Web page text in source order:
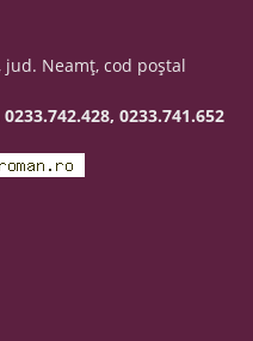
jud. Neamţ, cod poştal
0233.741.652